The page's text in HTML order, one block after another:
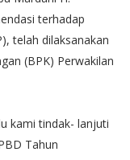
terhadap
telah dilaksanakan
(BPK) Perwakilan
kami tindak- lanjuti
Tahun